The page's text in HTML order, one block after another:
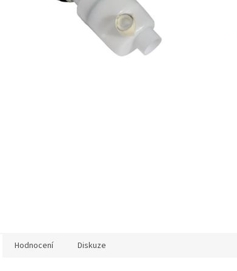
Hodnocení Diskuze